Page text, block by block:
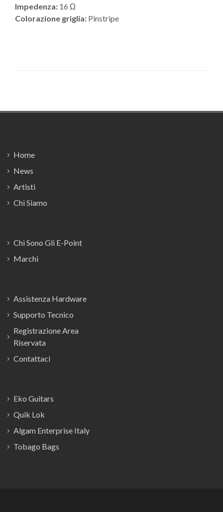
Impedenza: 16 Ω
Colorazione griglia: Pinstripe
Home
News
Artisti
Chi Siamo
Chi Sono Gli E-Point
Marchi
Assistenza Hardware
Supporto Tecnico
Registrazione Area
Riservata
Contattaci
Eko Guitars
Quik Lok
Algam Enterprise Italy
Tobago Bags